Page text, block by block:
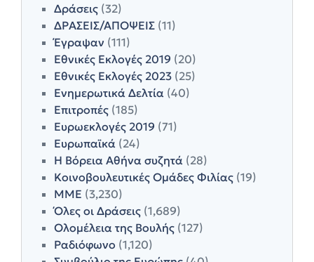
Δράσεις (32)
ΔΡΑΣΕΙΣ/ΑΠΟΨΕΙΣ (11)
Έγραψαν (111)
Εθνικές Εκλογές 2019 (20)
Εθνικές Εκλογές 2023 (25)
Ενημερωτικά Δελτία (40)
Επιτροπές (185)
Ευρωεκλογές 2019 (71)
Ευρωπαϊκά (24)
Η Βόρεια Αθήνα συζητά (28)
Κοινοβουλευτικές Ομάδες Φιλίας (19)
ΜΜΕ (3,230)
Όλες οι Δράσεις (1,689)
Ολομέλεια της Βουλής (127)
Ραδιόφωνο (1,120)